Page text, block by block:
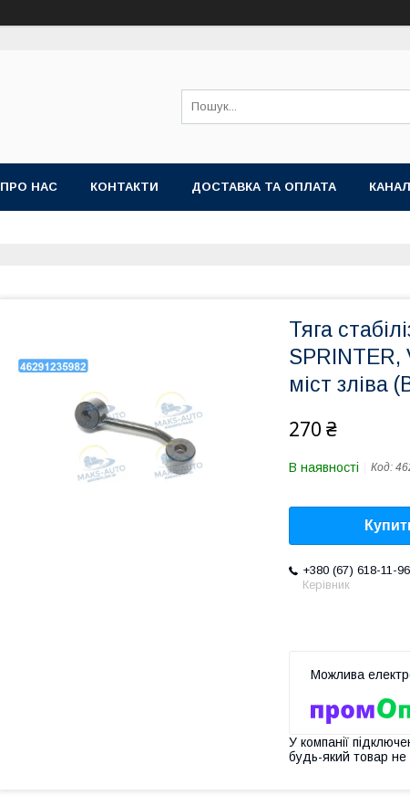
ПРО НАС КОНТАКТИ ДОСТАВКА ТА ОПЛАТА КАНАЛ
Тяга
SPRINTER,
міст зліва
270 ₴
В наявності Код:
+380 (67) 618-11-96
Керівник
У компанії
будь-який товар